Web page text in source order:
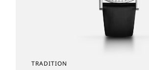
TRADITION